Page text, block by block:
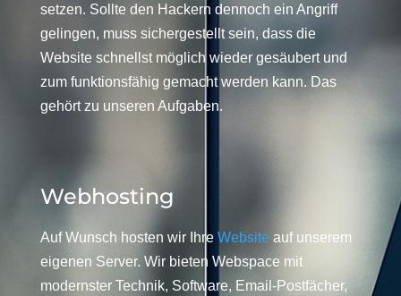
setzen. Sollte den Hackern dennoch ein Angriff
gelingen, muss sichergestellt sein, dass die
Website schnellst möglich wieder gesäubert und
zum funktionsfähig gemacht werden kann. Das
gehört zu unseren Aufgaben.
Webhosting
Auf Wunsch hosten wir Ihre Website auf unserem
eigenen Server. Wir bieten Webspace mit
modernster Technik, Software, Email-Postfächer,